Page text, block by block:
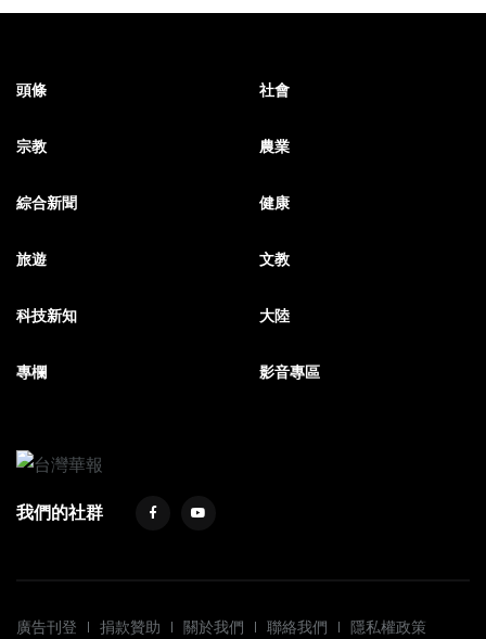
頭條 社會
宗教 農業
綜合新聞 健康
旅遊 文教
科技新知 大陸
專欄 影音專區
我們的社群
廣告刊登 捐款贊助 關於我們 聯絡我們 隱私權政策